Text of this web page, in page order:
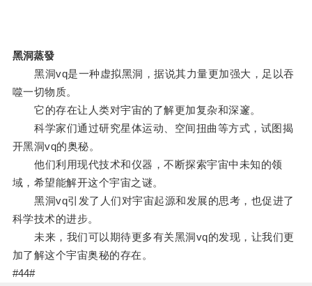
黑洞蒸發
黑洞vq是一种虚拟黑洞，据说其力量更加强大，足以吞
噬一切物质。
它的存在让人类对宇宙的了解更加复杂和深邃。
科学家们通过研究星体运动、空间扭曲等方式，试图揭
开黑洞vq的奥秘。
他们利用现代技术和仪器，不断探索宇宙中未知的领
域，希望能解开这个宇宙之谜。
黑洞vq引发了人们对宇宙起源和发展的思考，也促进了
科学技术的进步。
未来，我们可以期待更多有关黑洞vq的发现，让我们更
加了解这个宇宙奥秘的存在。
#44#